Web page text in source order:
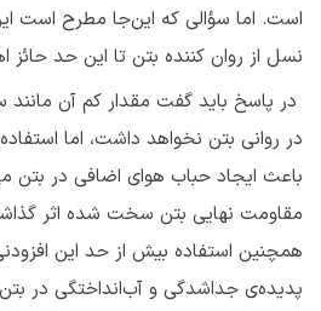
است. اما سؤالی که این‌جا مطرح است
نسل از روان کننده بتن تا این حد
در پاسخ باید گفت مقدار کم آن مانند
در روانی بتن نخواهد داشت، اما
باعث ایجاد حباب هوای اضافی در بتن
مقاومت نهایی بتن سخت شده اثر
همچنین استفاده بیش از حد این
پدیده‌ی جداشدگی و آب‌انداختگی در